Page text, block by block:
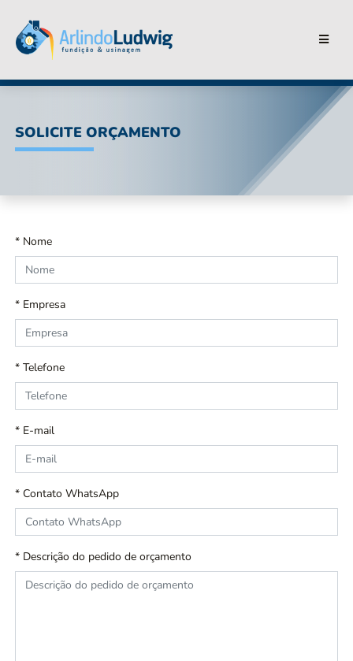
SOLICITE ORÇAMENTO
* Nome
* Empresa
* Telefone
* E-mail
* Contato WhatsApp
* Descrição do pedido de orçamento